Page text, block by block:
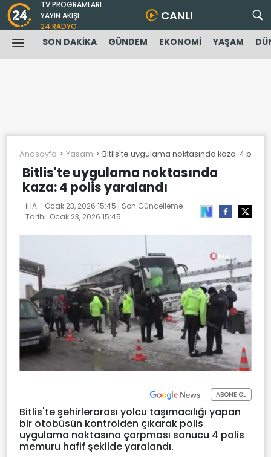
TV PROGRAMLARI
YAYIN AKIŞI
24 RADYO
CANLI
SON DAKİKA GÜNDEM EKONOMİ YAŞAM
Anasayfa Yasam Bitlis'te uygulama noktasında kaza: 4 polis
Bitlis'te uygulama noktasında
kaza: 4 polis yaralandı
İHA - Ocak 23, 2026 15:45 | Son Güncelleme
Tarihi: Ocak 23, 2026 15:45
ABONE OL
Bitlis'te şehirlerarası yolcu taşımacılığı yapan
bir otobüsün kontrolden çıkarak polis
uygulama noktasına çarpması sonucu 4 polis
memuru hafif şekilde yaralandı.